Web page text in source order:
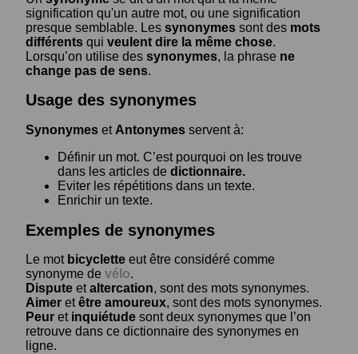
signification qu'un autre mot, ou une signification
presque semblable. Les synonymes sont des mots
différents qui veulent dire la même chose.
Lorsqu’on utilise des synonymes, la phrase ne
change pas de sens.
Usage des synonymes
Synonymes et Antonymes servent à:
Définir un mot. C’est pourquoi on les trouve
dans les articles de dictionnaire.
Eviter les répétitions dans un texte.
Enrichir un texte.
Exemples de synonymes
Le mot bicyclette eut être considéré comme
synonyme de vélo.
Dispute etaltercation, sont des mots synonymes.
Aimer etêtre amoureux, sont des mots synonymes.
Peur et inquiétude sont deux synonymes que l’on
retrouve dans ce dictionnaire des synonymes en
ligne.